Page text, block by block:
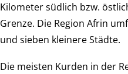
Kilometer südlich bzw.
Grenze. Die Region Afrin
und sieben kleinere Städte.
Die meisten Kurden in der